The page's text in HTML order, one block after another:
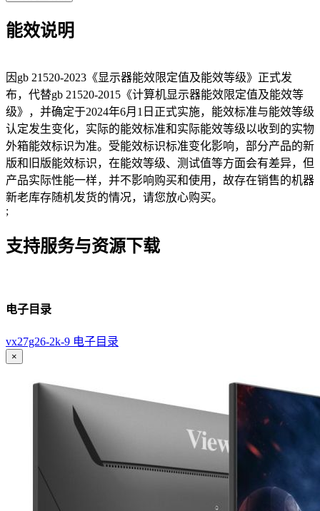
能效说明
因gb 21520-2023《显示器能效限定值及能效等级》正式发
布，代替gb 21520-2015《计算机显示器能效限定值及能效等
级》，并确定于2024年6月1日正式实施，能效标准与能效等级
认定发生变化，实际的能效标准和实际能效等级以收到的实物
外箱能效标识为准。受能效标识标准变化影响，部分产品的新
版和旧版能效标识，在能效等级、测试值等方面会有差异，但
产品实际性能一样，并不影响购买和使用，故存在销售的机器
新老库存随机发货的情况，请您放心购买。
;
支持服务与资源下载
电子目录
vx27g26-2k-9 电子目录
×